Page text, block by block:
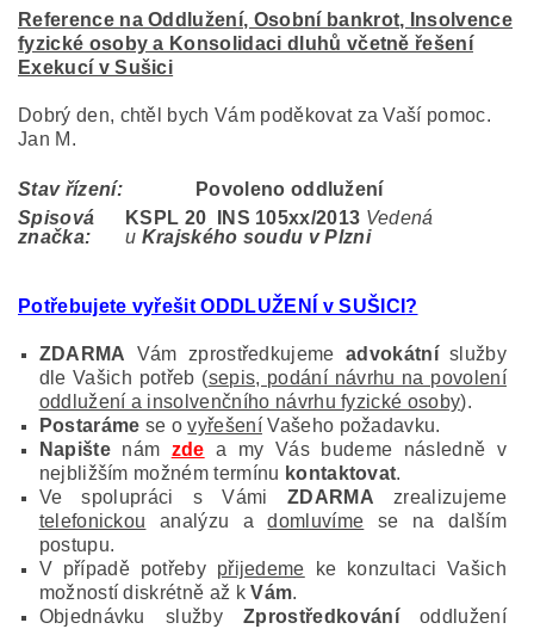
Reference na Oddlužení, Osobní bankrot, Insolvence
fyzické osoby a Konsolidaci dluhů včetně řešení
Exekucí v Sušici
Dobrý den, chtěl bych Vám poděkovat za Vaší pomoc.
Jan M.
Stav řízení:
Povoleno oddlužení
Spisová
značka:
KSPL 20 INS 105xx/2013 Vedená
u Krajského soudu v Plzni
Potřebujete vyřešit ODDLUŽENÍ v SUŠICI?
ZDARMA Vám zprostředkujeme advokátníslužby
dle Vašich potřeb (sepis, podání návrhu na povolení
oddlužení a insolvenčního návrhu fyzické osoby).
Postaráme se ovyřešeníVašeho požadavku.
Napištenám zde a my Vás budeme následně v
nejbližším možném termínu kontaktovat.
Ve spolupráci s Vámi ZDARMA zrealizujeme
telefonickou analýzu adomluvíme se na dalším
postupu.
V případě potřeby přijedeme ke konzultaci Vašich
možností diskrétně až kVám.
Objednávku služby
Zprostředkováníoddlužení